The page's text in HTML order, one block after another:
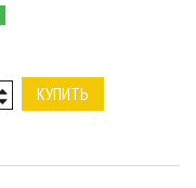
КУПИТЬ